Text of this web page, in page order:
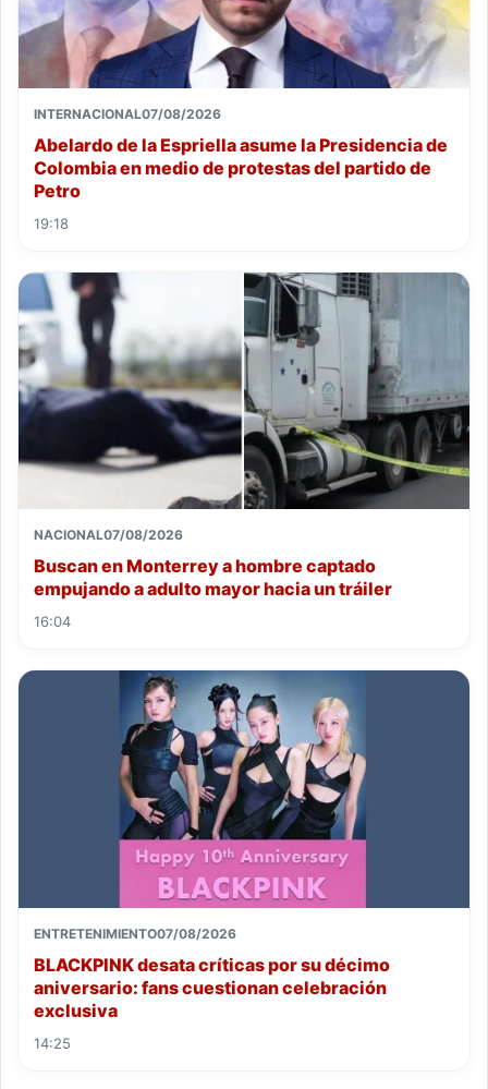
INTERNACIONAL07/08/2026
Abelardo de la Espriella asume la Presidencia de
Colombia en medio de protestas del partido de
Petro
19:18
NACIONAL07/08/2026
Buscan en Monterrey a hombre captado
empujando a adulto mayor hacia un tráiler
16:04
ENTRETENIMIENTO07/08/2026
BLACKPINK desata críticas por su décimo
aniversario: fans cuestionan celebración
exclusiva
14:25